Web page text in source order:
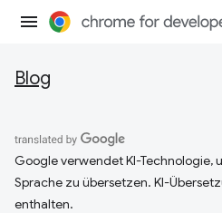
Blog
Google verwendet KI-Technologie,
Sprache zu übersetzen. KI-
enthalten.